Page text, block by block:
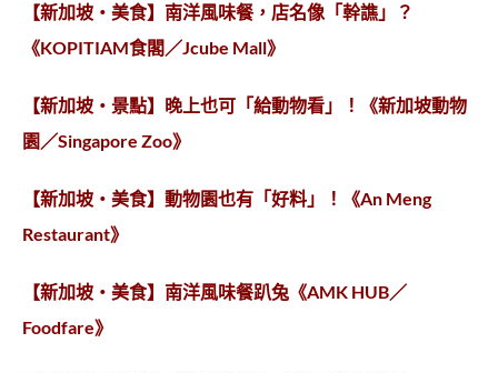
【新加坡‧美食】南洋風味餐，店名像「幹譙」？
《KOPITIAM食閣／Jcube Mall》
【新加坡‧景點】晚上也可「給動物看」！《新加坡動物
園／Singapore Zoo》
【新加坡‧美食】動物園也有「好料」！《An Meng
Restaurant》
【新加坡‧美食】南洋風味餐趴兔《AMK HUB／
Foodfare》